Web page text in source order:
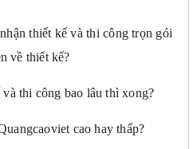
thiết kế và thi công trọn gói
về thiết kế?
thi công bao lâu thì xong?
cao hay thấp?